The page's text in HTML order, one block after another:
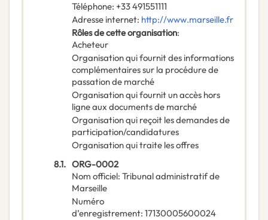
Téléphone: +33 491551111
Adresse internet: http://www.marseille.fr
Rôles de cette organisation:
Acheteur
Organisation qui fournit des informations
complémentaires sur la procédure de
passation de marché
Organisation qui fournit un accès hors
ligne aux documents de marché
Organisation qui reçoit les demandes de
participation/candidatures
Organisation qui traite les offres
8.1. ORG-0002
Nom officiel: Tribunal administratif de
Marseille
Numéro
d’enregistrement: 17130005600024